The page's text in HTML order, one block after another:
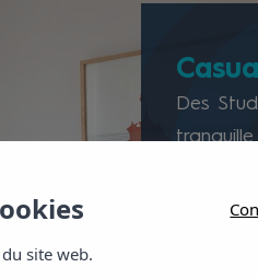
Des
des
bain
d'un
site web.